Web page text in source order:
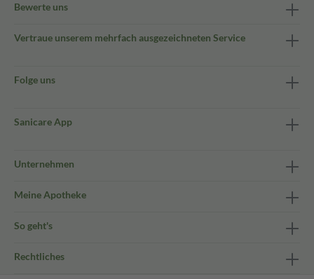
Bewerte uns
Vertraue unserem mehrfach ausgezeichneten Service
Folge uns
Sanicare App
Unternehmen
Meine Apotheke
So geht's
Rechtliches